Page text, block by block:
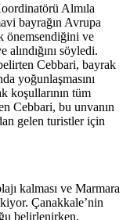
Almıla
bayrağın Avrupa
önemsendiğini ve
alındığını söyledi.
Cebbari, bayrak
yoğunlaşmasını
koşullarının tüm
Cebbari, bu unvanın
gelen turistler için
kalması ve Marmara
Çanakkale’nin
belirlenirken,